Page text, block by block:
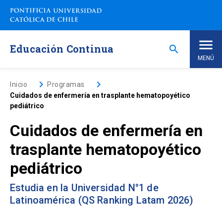
Saltar
contenido
Educación Continua search
MENÚ
Inicio
Nosotros
Programas de Estudio
Programas Corporativos
Noticias
Inicio keyboard_arrow_rightProgramas keyboard_arrow_right
Cuidados de enfermería en trasplante hematopoyético
pediátrico
Cuidados de enfermería en
trasplante hematopoyético
pediátrico
Estudia en la Universidad N°1 de
Latinoamérica (QS Ranking Latam 2026)